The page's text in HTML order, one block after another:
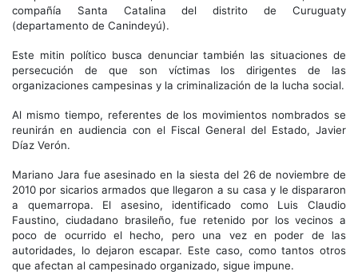
compañía Santa Catalina del distrito de Curuguaty
(departamento de Canindeyú).
Este mitin político busca denunciar también las situaciones de
persecución de que son víctimas los dirigentes de las
organizaciones campesinas y la criminalización de la lucha social.
Al mismo tiempo, referentes de los movimientos nombrados se
reunirán en audiencia con el Fiscal General del Estado, Javier
Díaz Verón.
Mariano Jara fue asesinado en la siesta del 26 de noviembre de
2010 por sicarios armados que llegaron a su casa y le dispararon
a quemarropa. El asesino, identificado como Luis Claudio
Faustino, ciudadano brasileño, fue retenido por los vecinos a
poco de ocurrido el hecho, pero una vez en poder de las
autoridades, lo dejaron escapar. Este caso, como tantos otros
que afectan al campesinado organizado, sigue impune.